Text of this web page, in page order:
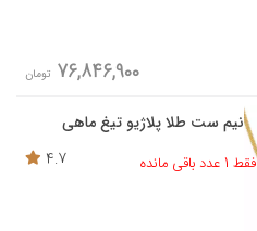
76,846,900 تومان
نیم ست طلا پلاژیو تیغ ماهی
فقط 1 عدد باقی مانده
4.7